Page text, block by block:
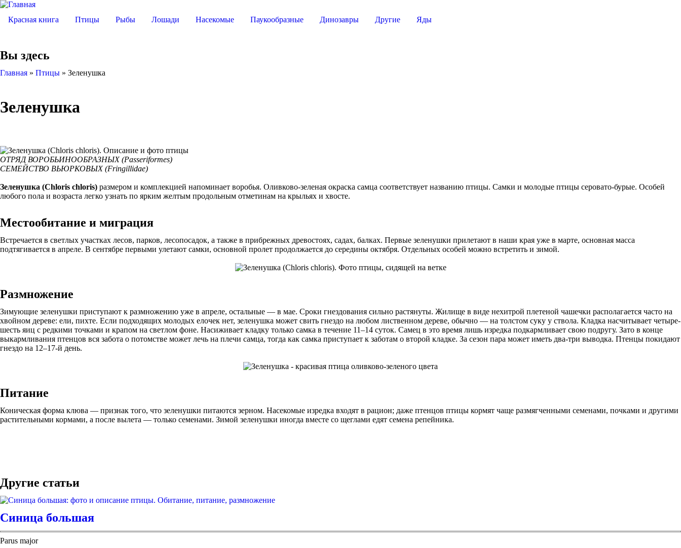
Красная книга Птицы Рыбы Лошади Насекомые Паукообразные Динозавры Другие Яды
Вы здесь
Главная » Птицы » Зеленушка
Зеленушка
ОТРЯД ВОРОБЬИНООБРАЗНЫХ (Passeriformes)
СЕМЕЙСТВО ВЬЮРКОВЫХ (Fringillidae)
Зеленушка (Chloris chloris) размером и комплекцией напоминает воробья. Оливково-зеленая окраска самца соответствует названию птицы. Самки и молодые птицы серовато-бурые. Особей
любого пола и возраста легко узнать по ярким желтым продольным отметинам на крыльях и хвосте.
Местообитание и миграция
Встречается в светлых участках лесов, парков, лесопосадок, а также в прибрежных древостоях, садах, балках. Первые зеленушки прилетают в наши края уже в марте, основная масса
подтягивается в апреле. В сентябре первыми улетают самки, основной пролет продолжается до середины октября. Отдельных особей можно встретить и зимой.
Размножение
Зимующие зеленушки приступают к размножению уже в апреле, остальные — в мае. Сроки гнездования сильно растянуты. Жилище в виде нехитрой плетеной чашечки располагается часто на
хвойном дереве: ели, пихте. Если подходящих молодых елочек нет, зеленушка может свить гнездо на любом лиственном дереве, обычно — на толстом суку у ствола. Кладка насчитывает четыре-
шесть яиц с редкими точками и крапом на светлом фоне. Насиживает кладку только самка в течение 11–14 суток. Самец в это время лишь изредка подкармливает свою подругу. Зато в конце
выкармливания птенцов вся забота о потомстве может лечь на плечи самца, тогда как самка приступает к заботам о второй кладке. За сезон пара может иметь два-три выводка. Птенцы покидают
гнездо на 12–17-й день.
Питание
Коническая форма клюва — признак того, что зеленушки питаются зерном. Насекомые изредка входят в рацион; даже птенцов птицы кормят чаще размягченными семенами, почками и другими
растительными кормами, а после вылета — только семенами. Зимой зеленушки иногда вместе со щеглами едят семена репейника.
Другие статьи
Синица большая
Parus major